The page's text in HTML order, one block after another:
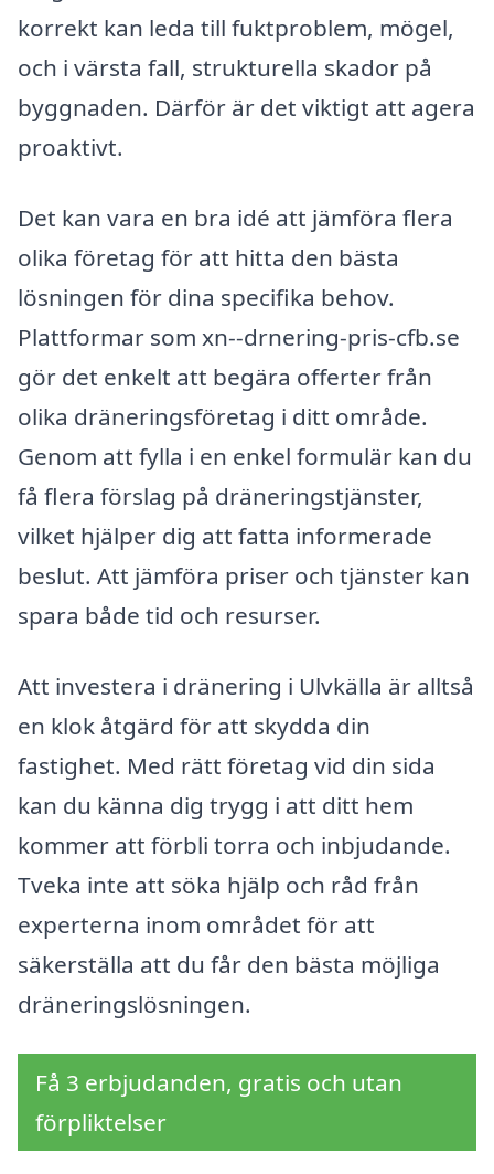
korrekt kan leda till fuktproblem, mögel,
och i värsta fall, strukturella skador på
byggnaden. Därför är det viktigt att agera
proaktivt.
Det kan vara en bra idé att jämföra flera
olika företag för att hitta den bästa
lösningen för dina specifika behov.
Plattformar som xn--drnering-pris-cfb.se
gör det enkelt att begära offerter från
olika dräneringsföretag i ditt område.
Genom att fylla i en enkel formulär kan du
få flera förslag på dräneringstjänster,
vilket hjälper dig att fatta informerade
beslut. Att jämföra priser och tjänster kan
spara både tid och resurser.
Att investera i dränering i Ulvkälla är alltså
en klok åtgärd för att skydda din
fastighet. Med rätt företag vid din sida
kan du känna dig trygg i att ditt hem
kommer att förbli torra och inbjudande.
Tveka inte att söka hjälp och råd från
experterna inom området för att
säkerställa att du får den bästa möjliga
dräneringslösningen.
Få 3 erbjudanden, gratis och utan
förpliktelser